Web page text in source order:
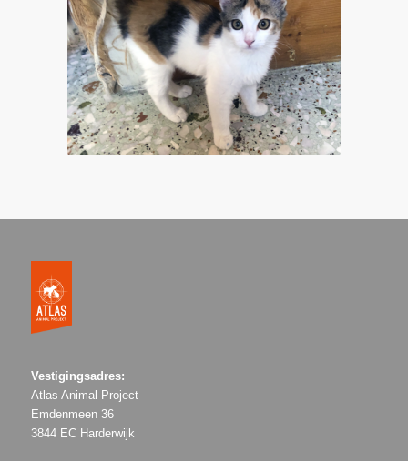
Vestigingsadres:
Atlas Animal Project
Emdenmeen 36
3844 EC Harderwijk